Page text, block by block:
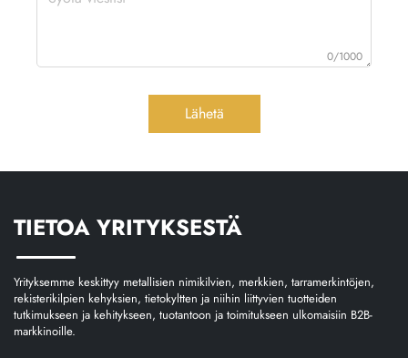
0/1000
Lähetä
TIETOA YRITYKSESTÄ
Yrityksemme keskittyy metallisien nimikilvien, merkkien, tarramerkintöjen,
rekisterikilpien kehyksien, tietokyltten ja niihin liittyvien tuotteiden
tutkimukseen ja kehitykseen, tuotantoon ja toimitukseen ulkomaisiin B2B-
markkinoille.